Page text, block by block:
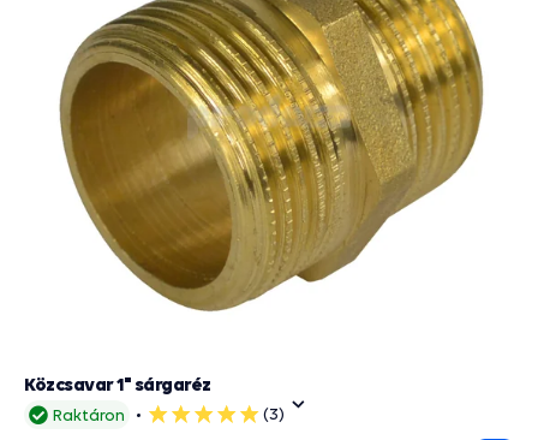
Raktáron
5
(3)
Közcsavar 1" sárgaréz